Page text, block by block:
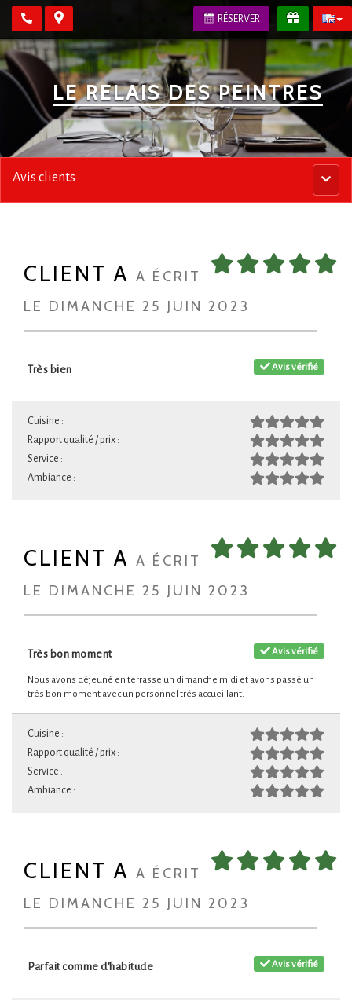
RÉSERVER
LE RELAIS DES PEINTRES
Menu
Avis clients
CLIENT A A ÉCRIT
LE DIMANCHE 25 JUIN 2023
Avis vérifié
Très bien
Cuisine :
Rapport qualité / prix :
Service :
Ambiance :
CLIENT A A ÉCRIT
LE DIMANCHE 25 JUIN 2023
Avis vérifié
Très bon moment
Nous avons déjeuné en terrasse un dimanche midi et avons passé un
très bon moment avec un personnel très accueillant.
Cuisine :
Rapport qualité / prix :
Service :
Ambiance :
CLIENT A A ÉCRIT
LE DIMANCHE 25 JUIN 2023
Avis vérifié
Parfait comme d'habitude